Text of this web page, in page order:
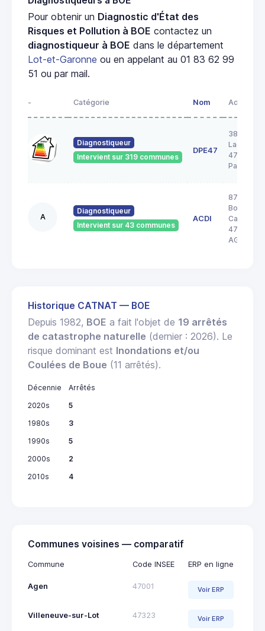
Pour obtenir un Diagnostic d'État des
Risques et Pollution à BOE contactez un
diagnostiqueur à BOE dans le département
Lot-et-Garonne ou en appelant au 01 83 62 99
51 ou par mail.
- Catégorie Nom Adresse
Diagnostiqueur
Intervient sur 319 communes
DPE47
38 rue
47520 Le
Passage
A
Diagnostiqueur
Intervient sur 43 communes
ACDI
87
Boulevard
Carnot
47000
AGEN
Historique CATNAT — BOE
Depuis 1982, BOE a fait l'objet de 19 arrêtés
de catastrophe naturelle (dernier : 2026). Le
risque dominant est Inondations et/ou
Coulées de Boue (11 arrêtés).
Décennie
Arrêtés
2020s
5
1980s
3
1990s
5
2000s
2
2010s
4
Communes voisines — comparatif
Commune Code INSEE ERP en ligne
Agen 47001 Voir ERP
Villeneuve-sur-Lot 47323 Voir ERP